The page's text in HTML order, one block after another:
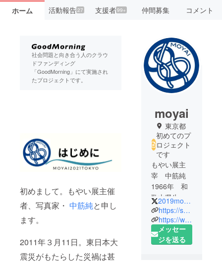
ホーム 活動報告27 支援者99+ 仲間募集 コメント
社会問題と向き合う人のクラウ
ドファンディング
「GoodMorning」にて実施され
たプロジェクトです。
初めまして。もやい展主催
者、写真家・ 中筋純と申し
ます。
2011年３月11日。東日本大
震災がもたらした災禍は甚
moyai
東京都
初めてのプ
ロジェクト
です
もやい展主
宰 中筋純
1966年 和
歌山県生ま
れ。写真
家・編集者
東京外国語
大学中国語
2019moyai
https://suzyj1966.wixsite.com/moyai
https://www.facebook.com/2019moyai
メッセー
ジを送る